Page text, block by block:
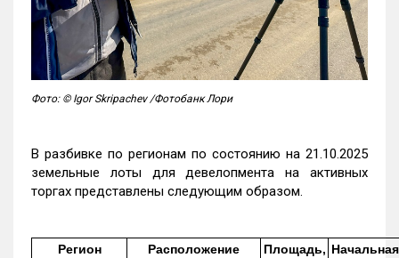
Фото: © Igor Skripachev /Фотобанк Лори
В разбивке по регионам по состоянию на 21.10.2025
земельные лоты для девелопмента на активных
торгах представлены следующим образом.
Регион Расположение
Площадь, Начальная